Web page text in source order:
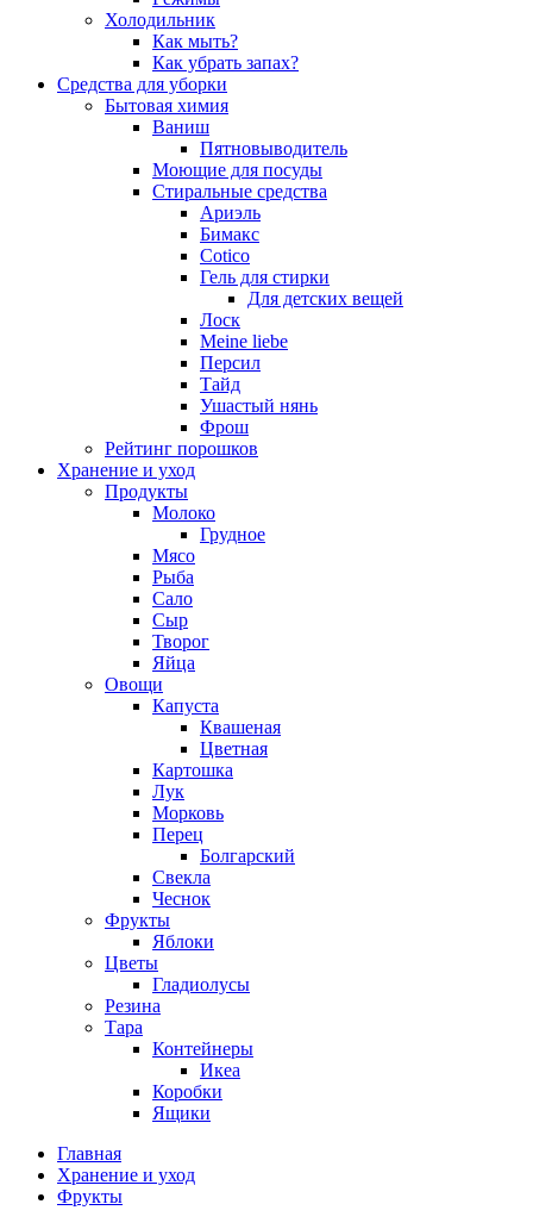
Холодильник
Как мыть?
Как убрать запах?
Средства для уборки
Бытовая химия
Ваниш
Пятновыводитель
Моющие для посуды
Стиральные средства
Ариэль
Бимакс
Cotico
Гель для стирки
Для детских вещей
Лоск
Meine liebe
Персил
Тайд
Ушастый нянь
Фрош
Рейтинг порошков
Хранение и уход
Продукты
Молоко
Грудное
Мясо
Рыба
Сало
Сыр
Творог
Яйца
Овощи
Капуста
Квашеная
Цветная
Картошка
Лук
Морковь
Перец
Болгарский
Свекла
Чеснок
Фрукты
Яблоки
Цветы
Гладиолусы
Резина
Тара
Контейнеры
Икеа
Коробки
Ящики
Главная
Хранение и уход
Фрукты